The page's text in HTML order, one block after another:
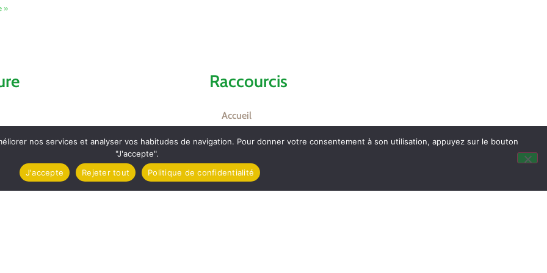
»
Raccourcis
Accueil
Comptes rendus du Conseil Municipal
Contact et localisation
nos services et analyser vos habitudes de navigation. Pour donner votre consentement à son utilisation, appuyez sur le bouton
"J'accepte".
J'accepte
Rejeter tout Politique de confidentialité